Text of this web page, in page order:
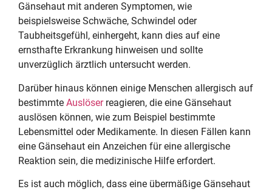
Gänsehaut mit anderen Symptomen, wie
beispielsweise Schwäche, Schwindel oder
Taubheitsgefühl, einhergeht, kann dies auf eine
ernsthafte Erkrankung hinweisen und sollte
unverzüglich ärztlich untersucht werden.
Darüber hinaus können einige Menschen allergisch auf
bestimmte Auslöserreagieren, die eine Gänsehaut
auslösen können, wie zum Beispiel bestimmte
Lebensmittel oder Medikamente. In diesen Fällen kann
eine Gänsehaut ein Anzeichen für eine allergische
Reaktion sein, die medizinische Hilfe erfordert.
Es ist auch möglich, dass eine übermäßige Gänsehaut